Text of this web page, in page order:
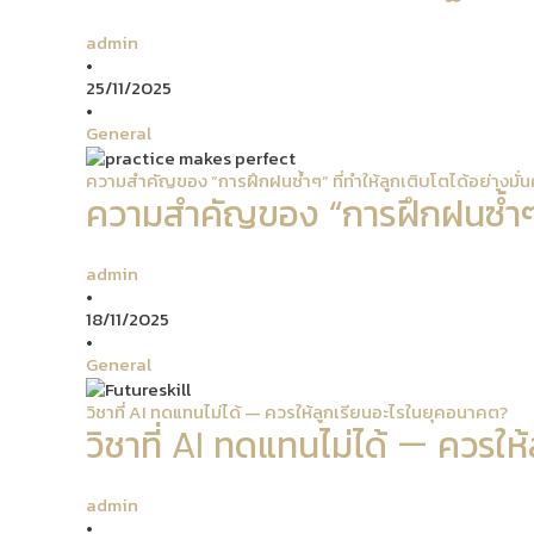
admin
•
25/11/2025
•
General
ความสำคัญของ “การฝึกฝนซ้ำๆ” ที่ทำให้ลูกเติบโตได้อย่างมั่
ความสำคัญของ “การฝึกฝนซ้ำ
admin
•
18/11/2025
•
General
วิชาที่ AI ทดแทนไม่ได้ — ควรให้ลูกเรียนอะไรในยุคอนาคต?
วิชาที่ AI ทดแทนไม่ได้ — ควรใ
admin
•